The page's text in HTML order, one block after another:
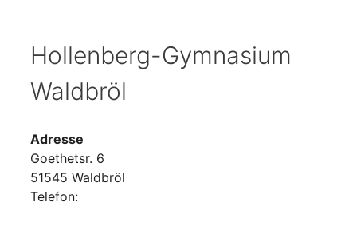
Hollenberg-Gymnasium
Waldbröl
Adresse
Goethetsr. 6
51545 Waldbröl
Telefon: